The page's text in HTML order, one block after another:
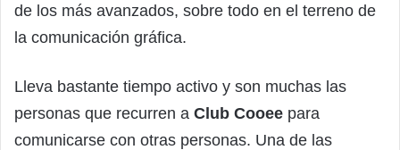
de los más avanzados, sobre todo en el terreno de
la comunicación gráfica.
Lleva bastante tiempo activo y son muchas las
personas que recurren a Club Cooee para
comunicarse con otras personas. Una de las